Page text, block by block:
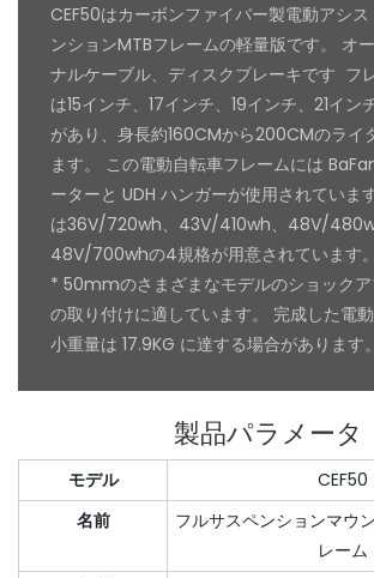
CEF50はカーボンファイバー製電動アシ
ンションMTBフレームの軽量版です。 オ
ナルケーブル、ディスクブレーキです フ
は15インチ、17インチ、19インチ、21イン
があり、身長約160CMから200CMのライ
ます。 この電動自転車フレームには
ーターと UDH ハンガーが使用されていま
は36V/720wh、43V/410wh、48V/
48V/700whの4規格が用意されています
* 50mmのさまざまなモデルのショック
の取り付けに適しています。 完成した電
小重量は 17.9KG に達する場合があります。
製品パラメータ
モデル
CEF50
名前
フルサスペンションマウ
レーム